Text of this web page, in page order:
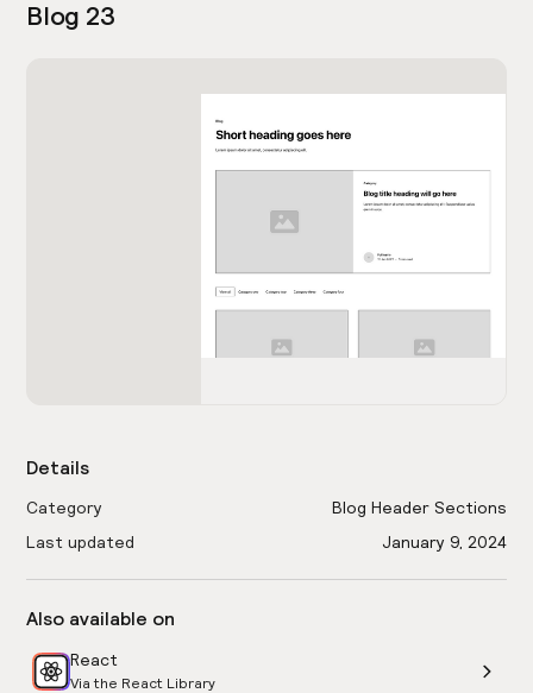
Blog 23
Details
Category
Blog Header Sections
Last updated
January 9, 2024
Also available on
React
Via the React Library